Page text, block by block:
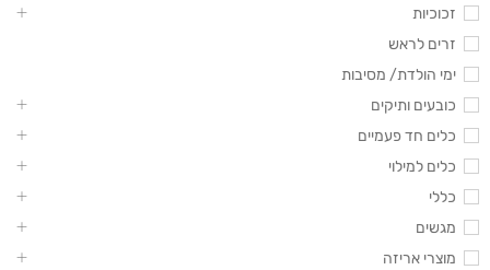
זכוכיות
זרים לראש
ימי הולדת/ מסיבות
כובעים ותיקים
כלים חד פעמיים
כלים למילוי
כללי
מגשים
מוצרי אריזה